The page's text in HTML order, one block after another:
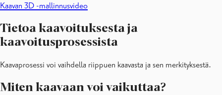
Kaavan 3D -mallinnusvideo
Tietoa kaavoituksesta ja
kaavoitusprosessista
Kaavaprosessi voi vaihdella riippuen kaavasta ja sen merkityksestä.
Miten kaavaan voi vaikuttaa?